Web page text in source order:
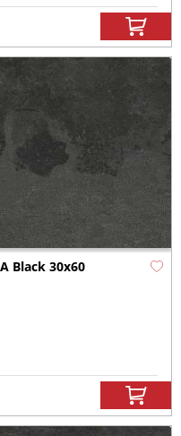
Black 30x60